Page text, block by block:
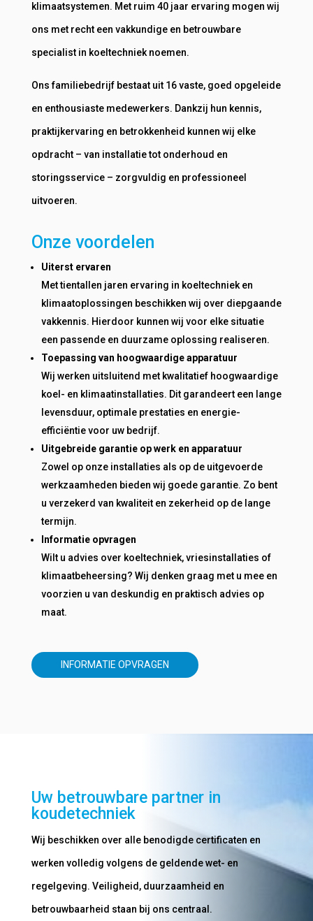
klimaatsystemen. Met ruim 40 jaar ervaring mogen wij
ons met recht een vakkundige en betrouwbare
specialist in koeltechniek noemen.
Ons familiebedrijf bestaat uit 16 vaste, goed opgeleide
en enthousiaste medewerkers. Dankzij hun kennis,
praktijkervaring en betrokkenheid kunnen wij elke
opdracht – van installatie tot onderhoud en
storingsservice – zorgvuldig en professioneel
uitvoeren.
Onze voordelen
Uiterst ervaren
Met tientallen jaren ervaring in koeltechniek en
klimaatoplossingen beschikken wij over diepgaande
vakkennis. Hierdoor kunnen wij voor elke situatie
een passende en duurzame oplossing realiseren.
Toepassing van hoogwaardige apparatuur
Wij werken uitsluitend met kwalitatief hoogwaardige
koel- en klimaatinstallaties. Dit garandeert een lange
levensduur, optimale prestaties en energie-
efficiëntie voor uw bedrijf.
Uitgebreide garantie op werk en apparatuur
Zowel op onze installaties als op de uitgevoerde
werkzaamheden bieden wij goede garantie. Zo bent
u verzekerd van kwaliteit en zekerheid op de lange
termijn.
Informatie opvragen
Wilt u advies over koeltechniek, vriesinstallaties of
klimaatbeheersing? Wij denken graag met u mee en
voorzien u van deskundig en praktisch advies op
maat.
INFORMATIE OPVRAGEN
Uw betrouwbare partner in
koudetechniek
Wij beschikken over alle benodigde certificaten en
werken volledig volgens de geldende wet- en
regelgeving. Veiligheid, duurzaamheid en
betrouwbaarheid staan bij ons centraal.